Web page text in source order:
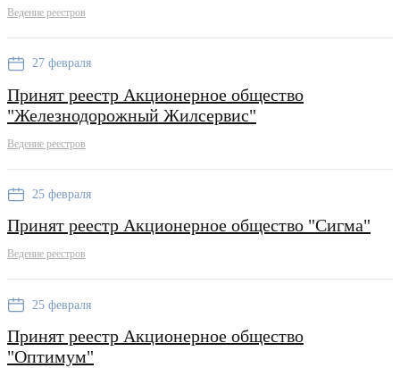
Ведение реестров
27 февраля
Принят реестр Акционерное общество
"Железнодорожный Жилсервис"
Ведение реестров
25 февраля
Принят реестр Акционерное общество "Сигма"
Ведение реестров
25 февраля
Принят реестр Акционерное общество
"Оптимум"